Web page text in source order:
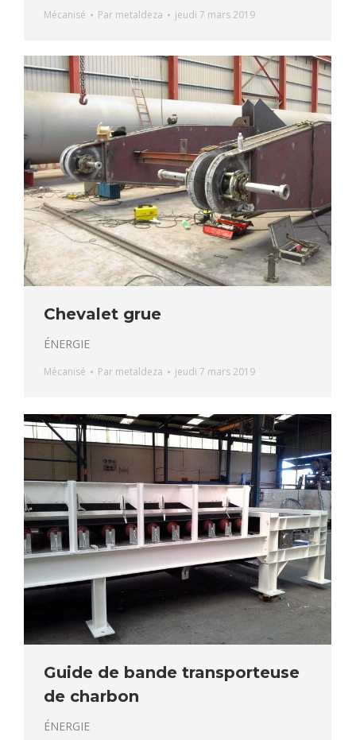
Mécanisé Par metaldeza jeudi 7 mars 2019
Chevalet grue
ÉNERGIE
Mécanisé Par metaldeza jeudi 7 mars 2019
Guide de bande transporteuse
de charbon
ÉNERGIE